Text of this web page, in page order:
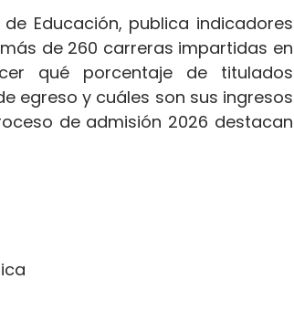
Educación, publica indicadores
de 260 carreras impartidas en
qué porcentaje de titulados
de admisión 2026 destacan